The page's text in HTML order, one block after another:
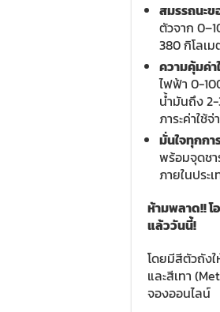
สมรรถนะ
ตัวจาก
380 กิโลเ
ความคุ้มค่า
ไฟฟ้า 0-
น้ำมันถึง 2-
ภาระค่าใช้
มั่นใจทุกกา
พร้อมจุดชา
ภายในประ
ห้ามพลาด!!โ
แล้ววันนี้!
โดยมีสีตัวถัง
และสีเทา
จองออนไลน์